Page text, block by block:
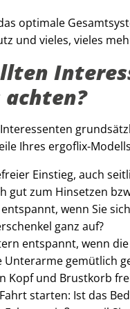
optimale
und vieles, vieles
Ihres ergoflix-
Einstieg, auch
gut zum Hinsetzen
wenn Sie
ganz auf?
entspannt, wenn
Unterarme gemütlich
Kopf und Brustkorb
starten: Ist das